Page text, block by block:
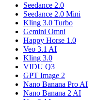
Seedance 2.0
Seedance 2.0 Mini
Kling 3.0 Turbo
Gemini Omni
Happy Horse 1.0
Veo 3.1 AI
Kling 3.0
VIDU Q3
GPT Image 2
Nano Banana Pro AI
Nano Banana 2 AI